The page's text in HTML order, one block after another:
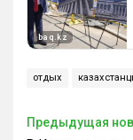
отдых
Предыдущая